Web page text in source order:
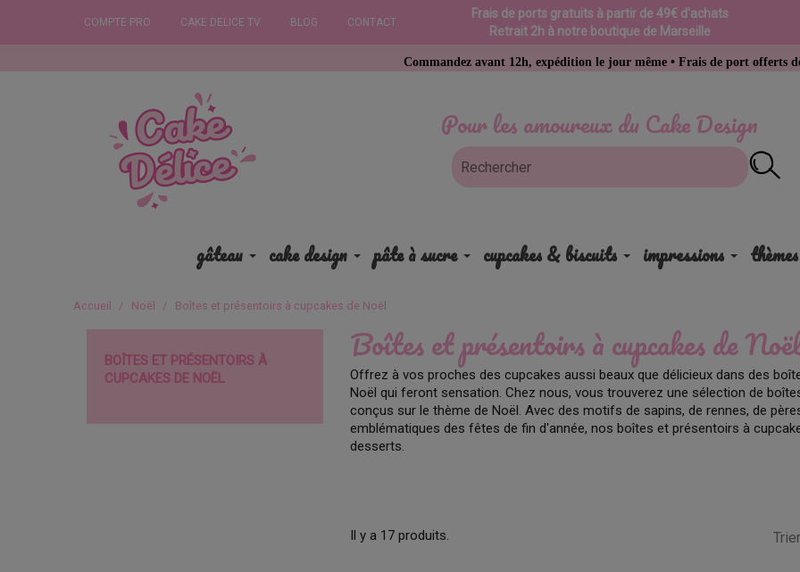
COMPTE PRO CAKE DELICE TV BLOG CONTACT
Frais de ports gratuits à partir de 49€ d'achats
Retrait 2h à notre boutique de Marseille
Pour les amoureux du Cake Design
Commandez avant 12h, expédition le jour même • Frais de port offerts dès 49 €
gâteau cake design pâte à sucre cupcakes & biscuits impressions thèmes
Accueil Noël Boîtes et présentoirs à cupcakes de Noël
BOÎTES ET PRÉSENTOIRS À
CUPCAKES DE NOËL
Boîtes et présentoirs à cupcakes de
Offrez à vos proches des cupcakes aussi beaux que délicieux dans des
Noël qui feront sensation. Chez nous, vous trouverez une sélection de
conçus sur le thème de Noël. Avec des motifs de sapins, de rennes, de
emblématiques des fêtes de fin d'année, nos boîtes et présentoirs à
desserts.
Il y a 17 produits.